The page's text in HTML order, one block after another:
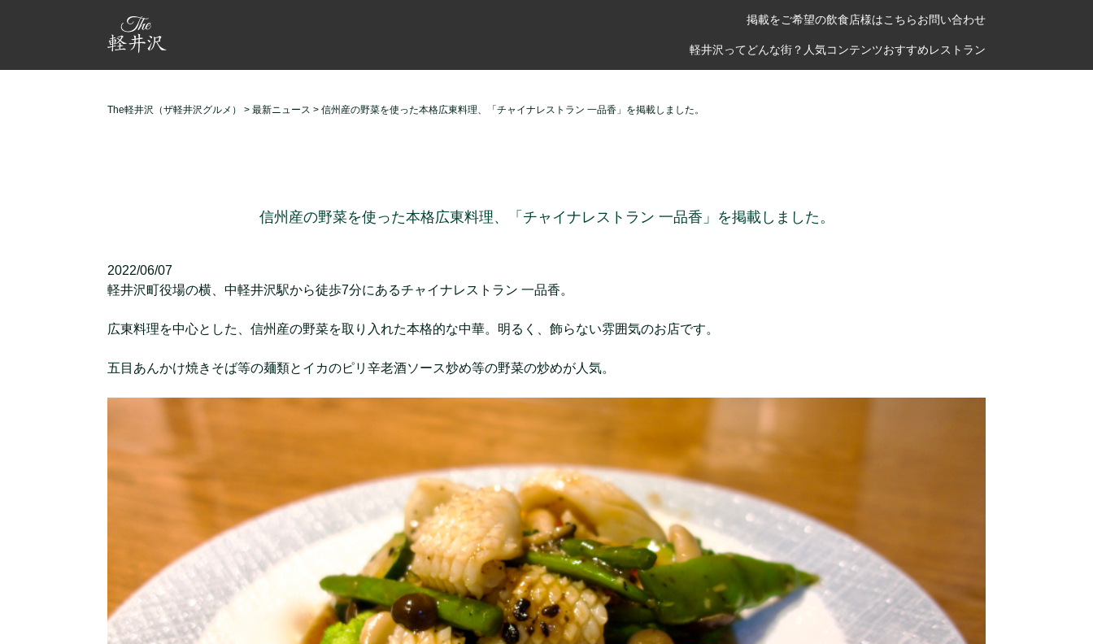
掲載をご希望の飲食店様はこちらお問い合わせ
軽井沢ってどんな街？ 人気コンテンツおすすめレストラン
The軽井沢（ザ軽井沢グルメ） > 最新ニュース > 信州産の野菜を使った本格広東料理、「チャイナレストラン 一品香」を掲載しました。
信州産の野菜を使った本格広東料理、「チャイナレストラン 一品香」を掲載しました。
2022/06/07
軽井沢町役場の横、中軽井沢駅から徒歩7分にあるチャイナレストラン 一品香。
広東料理を中心とした、信州産の野菜を取り入れた本格的な中華。明るく、飾らない雰囲気のお店です。
五目あんかけ焼きそば等の麺類とイカのピリ辛老酒ソース炒め等の野菜の炒めが人気。